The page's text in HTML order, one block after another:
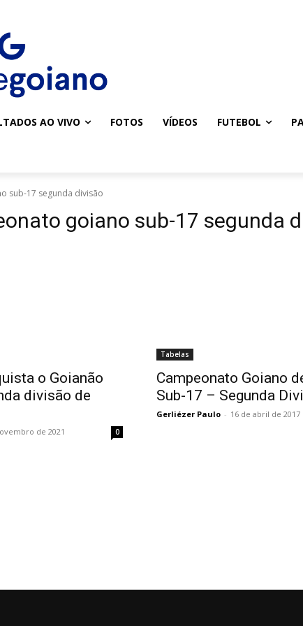
AO VIVO FOTOS VÍDEOS FUTEBOL
sub-17 segunda divisão
goiano sub-17 segunda
o Goianão
divisão de
de 2021 0
Tabelas
Campeonato Goiano
Sub-17 – Segunda
Gerliézer Paulo - 16 de abril de 2017